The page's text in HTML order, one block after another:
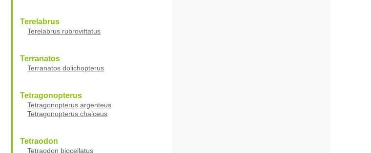
Terelabrus
Terelabrus rubrovittatus
Terranatos
Terranatos dolichopterus
Tetragonopterus
Tetragonopterus argenteus
Tetragonopterus chalceus
Tetraodon
Tetraodon biocellatus